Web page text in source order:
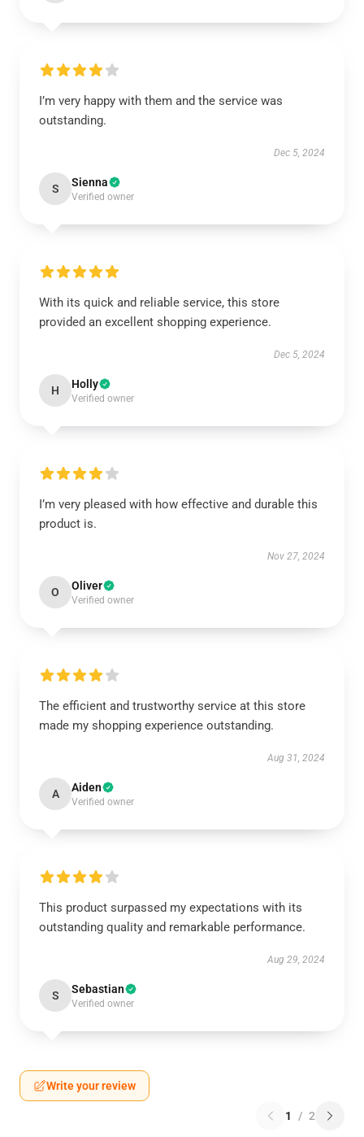
I’m very happy with them and the service was
outstanding.
Dec 5, 2024
S Sienna
Verified owner
With its quick and reliable service, this store
provided an excellent shopping experience.
Dec 5, 2024
H Holly
Verified owner
I’m very pleased with how effective and durable this
product is.
Nov 27, 2024
O Oliver
Verified owner
The efficient and trustworthy service at this store
made my shopping experience outstanding.
Aug 31, 2024
A Aiden
Verified owner
This product surpassed my expectations with its
outstanding quality and remarkable performance.
Aug 29, 2024
S Sebastian
Verified owner
Write your review
1 / 2